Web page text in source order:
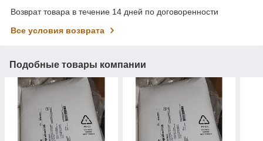
Возврат товара в течение 14 дней по договоренности
Все условия возврата
Подобные товары компании